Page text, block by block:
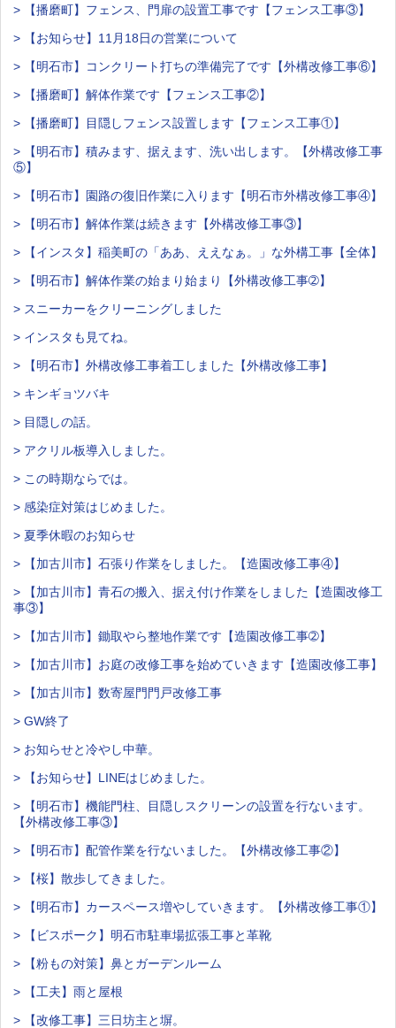
> 【播磨町】フェンス、門扉の設置工事です【フェンス工事③】
> 【お知らせ】11月18日の営業について
> 【明石市】コンクリート打ちの準備完了です【外構改修工事⑥】
> 【播磨町】解体作業です【フェンス工事②】
> 【播磨町】目隠しフェンス設置します【フェンス工事①】
> 【明石市】積みます、据えます、洗い出します。【外構改修工事
⑤】
> 【明石市】園路の復旧作業に入ります【明石市外構改修工事④】
> 【明石市】解体作業は続きます【外構改修工事③】
> 【インスタ】稲美町の「ああ、ええなぁ。」な外構工事【全体】
> 【明石市】解体作業の始まり始まり【外構改修工事➁】
> スニーカーをクリーニングしました
> インスタも見てね。
> 【明石市】外構改修工事着工しました【外構改修工事】
> キンギョツバキ
> 目隠しの話。
> アクリル板導入しました。
> この時期ならでは。
> 感染症対策はじめました。
> 夏季休暇のお知らせ
> 【加古川市】石張り作業をしました。【造園改修工事④】
> 【加古川市】青石の搬入、据え付け作業をしました【造園改修工
事③】
> 【加古川市】鋤取やら整地作業です【造園改修工事➁】
> 【加古川市】お庭の改修工事を始めていきます【造園改修工事】
> 【加古川市】数寄屋門門戸改修工事
> GW終了
> お知らせと冷やし中華。
> 【お知らせ】LINEはじめました。
> 【明石市】機能門柱、目隠しスクリーンの設置を行ないます。
【外構改修工事③】
> 【明石市】配管作業を行ないました。【外構改修工事②】
> 【桜】散歩してきました。
> 【明石市】カースペース増やしていきます。【外構改修工事①】
> 【ビスポーク】明石市駐車場拡張工事と革靴
> 【粉もの対策】鼻とガーデンルーム
> 【工夫】雨と屋根
> 【改修工事】三日坊主と塀。